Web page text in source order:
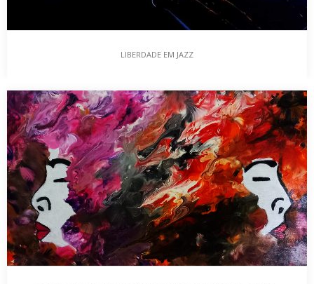
LIBERDADE EM JAZZ
Jorge Manuel Taylor – Autor do Blog Em 2024, Portugal…
LIBERDADE EM JAZZ